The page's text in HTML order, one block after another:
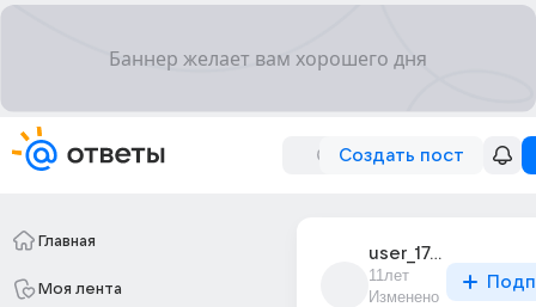
Создать пост
Главная
Моя лента
user_17484622
11лет
Изменено